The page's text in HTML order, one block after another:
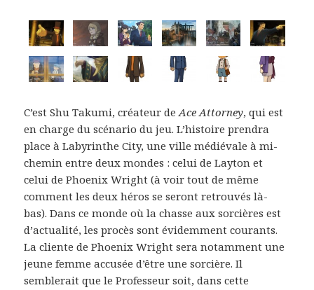
C’est Shu Takumi, créateur deAce Attorney, qui est
en charge du scénario du jeu. L’histoire prendra
place à Labyrinthe City, une ville médiévale à mi-
chemin entre deux mondes : celui de Layton et
celui de Phoenix Wright (à voir tout de même
comment les deux héros se seront retrouvés là-
bas). Dans ce monde où la chasse aux sorcières est
d’actualité, les procès sont évidemment courants.
La cliente de Phoenix Wright sera notamment une
jeune femme accusée d’être une sorcière. Il
semblerait que le Professeur soit, dans cette